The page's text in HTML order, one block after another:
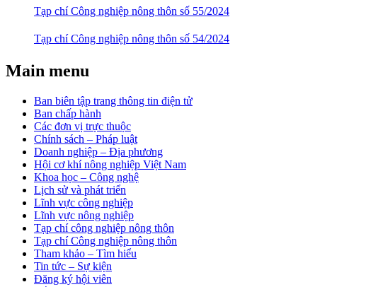
Tạp chí Công nghiệp nông thôn số 55/2024
Tạp chí Công nghiệp nông thôn số 54/2024
Main menu
Ban biên tập trang thông tin điện tử
Ban chấp hành
Các đơn vị trực thuộc
Chính sách – Pháp luật
Doanh nghiệp – Địa phương
Hội cơ khí nông nghiệp Việt Nam
Khoa học – Công nghệ
Lịch sử và phát triển
Lĩnh vực công nghiệp
Lĩnh vực nông nghiệp
Tạp chí công nghiệp nông thôn
Tạp chí Công nghiệp nông thôn
Tham khảo – Tìm hiểu
Tin tức – Sự kiện
Đăng ký hội viên